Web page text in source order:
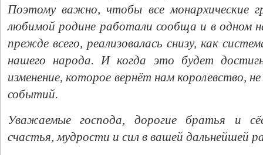
Поэтому важно, чтобы все монархические
любимой родине работали сообща и в одном
прежде всего, реализовалась снизу, как
нашего народа. И когда это будет
изменение, которое вернёт нам королевство,
событий.
Уважаемые господа, дорогие братья и
счастья, мудрости и сил в вашей дальнейшей
Свидетельство